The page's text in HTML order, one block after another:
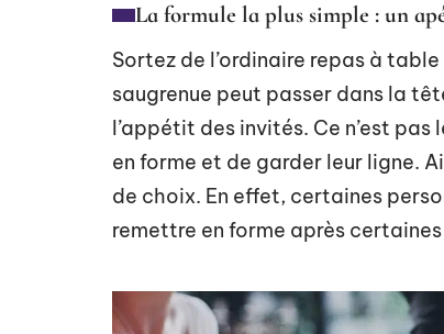
La formule la plus simple : un
Sortez de l’ordinaire repas à
saugrenue peut passer dans la
l’appétit des invités. Ce n’est
en forme et de garder leur ligne.
de choix. En effet, certaines
remettre en forme après